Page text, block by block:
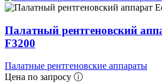
Палатный рентгеновский
F3200
Палатные рентгеновские аппараты
Цена по запросу ⓘ